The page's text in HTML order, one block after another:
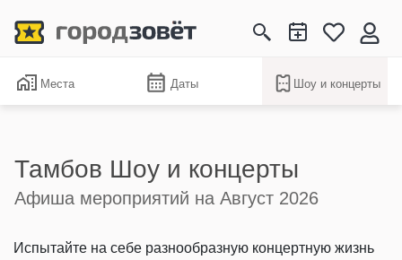
Места Даты Шоу и концерты
Тамбов Шоу и концерты
Афиша мероприятий на Август 2026
Испытайте на себе разнообразную концертную жизнь